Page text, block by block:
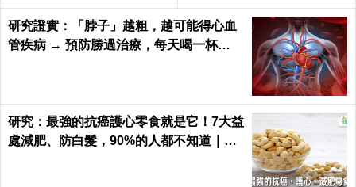
研究證實：「脖子」越粗，越可能得心血
管疾病 → 預防勝過治療，每天喝一杯
研究：最強的抗癌護心零食就是它！7大益
處減肥、防白髮，90%的人都不知道｜每